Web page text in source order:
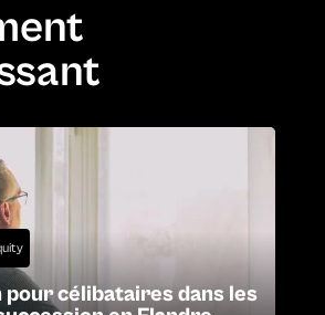
pour célibataires dans les